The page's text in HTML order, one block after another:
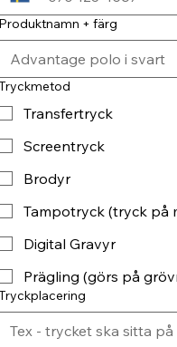
+ färg
Transfertryck
Screentryck
Brodyr
Tampotryck (tryck på
Digital Gravyr
Prägling (görs på